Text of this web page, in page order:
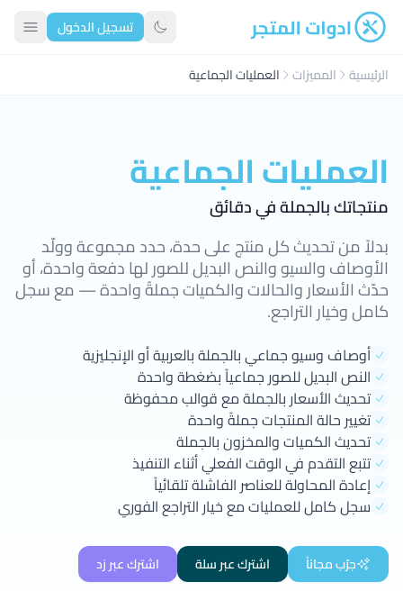
ادوات المتجر تبديل الوضع الداكن
تسجيل الدخول
الرئيسية المميزات العمليات الجماعية
العمليات الجماعية
منتجاتك بالجملة في دقائق
بدلاً من تحديث كل منتج على حدة، حدد مجموعة وولّد
الأوصاف والسيو والنص البديل للصور لها دفعة واحدة، أو
حدّث الأسعار والحالات والكميات جملةً واحدة — مع سجل
كامل وخيار التراجع.
أوصاف وسيو جماعي بالجملة بالعربية أو الإنجليزية
النص البديل للصور جماعياً بضغطة واحدة
تحديث الأسعار بالجملة مع قوالب محفوظة
تغيير حالة المنتجات جملةً واحدة
تحديث الكميات والمخزون بالجملة
تتبع التقدم في الوقت الفعلي أثناء التنفيذ
إعادة المحاولة للعناصر الفاشلة تلقائياً
سجل كامل للعمليات مع خيار التراجع الفوري
جرّب مجاناً اشترك عبر سلة اشترك عبر زد